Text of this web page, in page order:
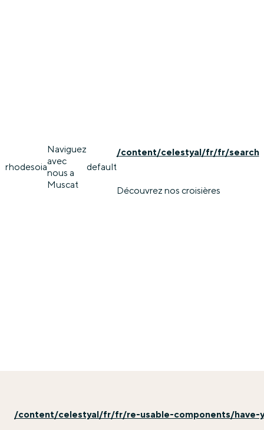
rhodesoia
Naviguez
avec
nous a
Muscat
default
/content/celestyal/fr/fr/search
Découvrez nos croisières
/content/celestyal/fr/fr/re-usable-components/have-